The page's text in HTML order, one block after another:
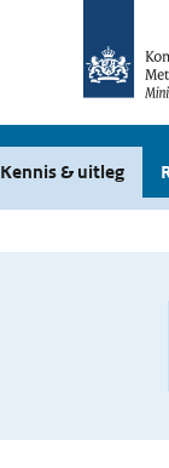
Kennis & uitleg